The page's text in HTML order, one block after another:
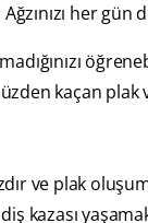
Ağzınızı her gün
kaçan plak
ve plak
kazası